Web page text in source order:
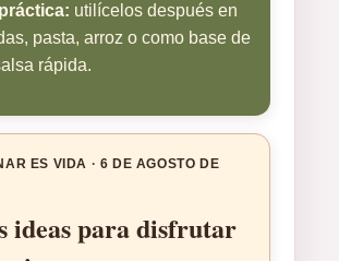
utilícelos después en
pasta, arroz o como base de
rápida.
ES VIDA · 6 DE AGOSTO DE
ideas para disfrutar